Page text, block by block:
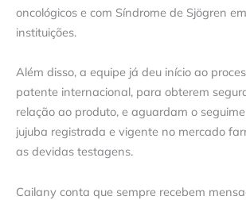
oncológicos e com Síndrome de Sjögren
instituições.
Além disso, a equipe já deu início ao
patente internacional, para obterem
relação ao produto, e aguardam o
jujuba registrada e vigente no mercado
as devidas testagens.
Cailany conta que sempre recebem